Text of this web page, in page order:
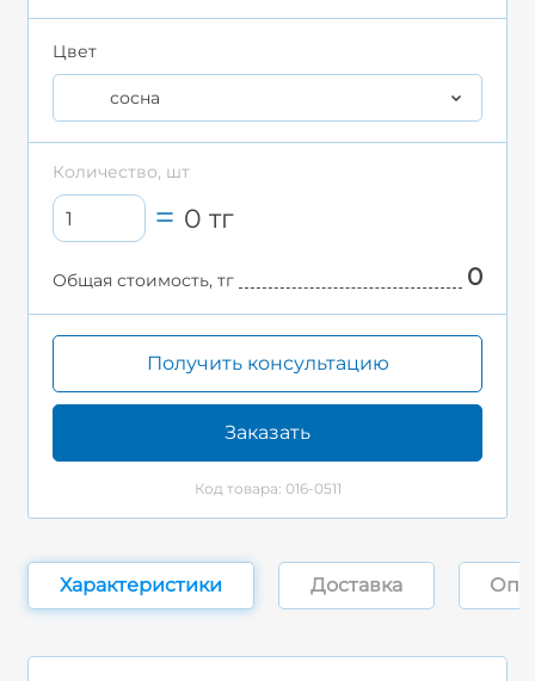
Цвет
сосна
Количество, шт
0тг
Общая стоимость, тг 0
Получить консультацию
Заказать
Код товара: 016-0511
Характеристики Доставка